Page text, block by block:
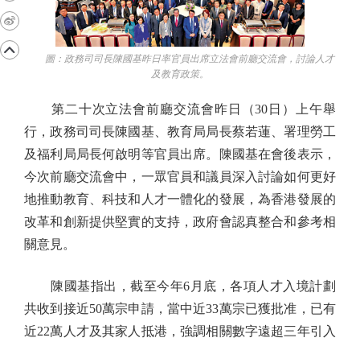
圖：政務司司長陳國基昨日率官員出席立法會前廳交流會，討論人才
及教育政策。
第二十次立法會前廳交流會昨日（30日）上午舉
行，政務司司長陳國基、教育局局長蔡若蓮、署理勞工
及福利局局長何啟明等官員出席。陳國基在會後表示，
今次前廳交流會中，一眾官員和議員深入討論如何更好
地推動教育、科技和人才一體化的發展，為香港發展的
改革和創新提供堅實的支持，政府會認真整合和參考相
關意見。
陳國基指出，截至今年6月底，各項人才入境計劃
共收到接近50萬宗申請，當中近33萬宗已獲批准，已有
近22萬人才及其家人抵港，強調相關數字遠超三年引入